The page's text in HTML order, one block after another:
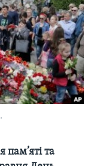
пам’яті та